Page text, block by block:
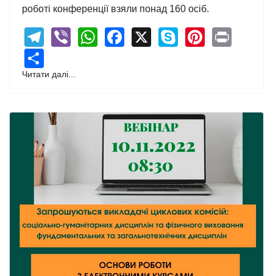
роботі конференції взяли понад 160 осіб.
Telegram
ViberWhatsApp
Facebook
X Skype
Читати далі...